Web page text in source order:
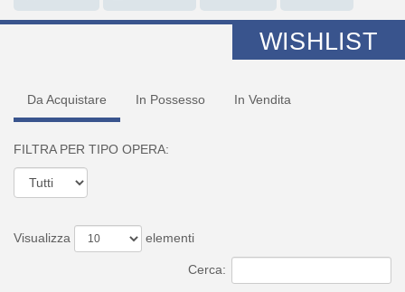
WISHLIST
Da Acquistare In Possesso In Vendita
FILTRA PER TIPO OPERA:
Visualizza elementi
Cerca: